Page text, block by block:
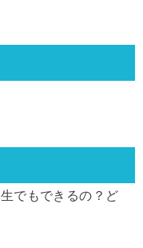
でもできるの？ど